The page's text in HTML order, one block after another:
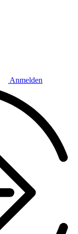
Anmelden